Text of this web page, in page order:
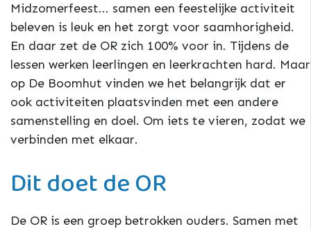
Midzomerfeest... samen een feestelijke activiteit
beleven is leuk en het zorgt voor saamhorigheid.
En daar zet de OR zich 100% voor in. Tijdens de
lessen werken leerlingen en leerkrachten hard. Maar
op De Boomhut vinden we het belangrijk dat er
ook activiteiten plaatsvinden met een andere
samenstelling en doel. Om iets te vieren, zodat we
verbinden met elkaar.
Dit doet de OR
De OR is een groep betrokken ouders. Samen met